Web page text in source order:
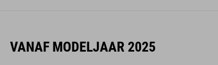
VANAF MODELJAAR 2025